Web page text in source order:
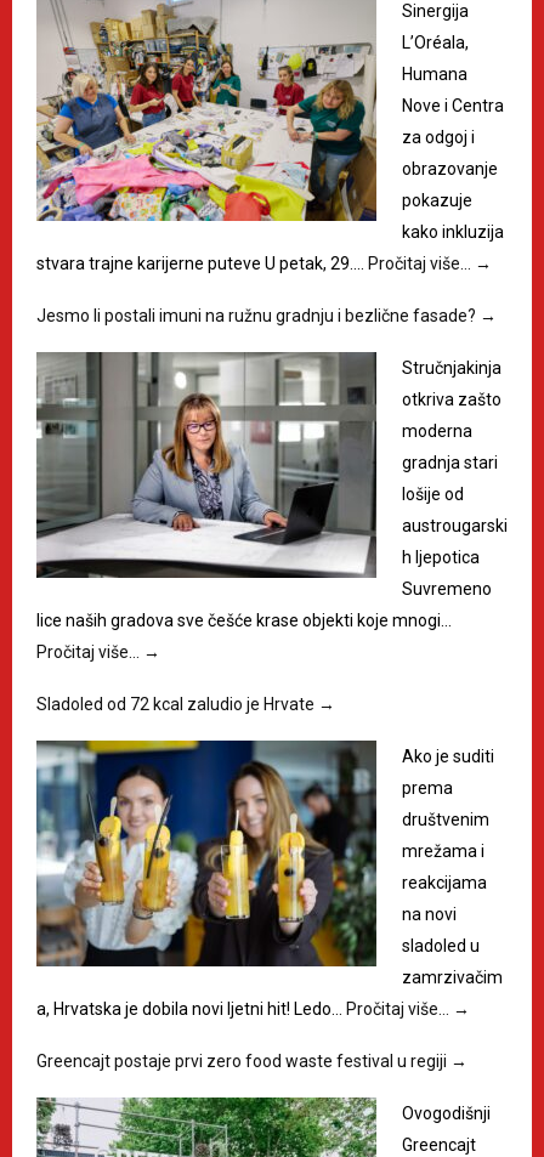
Sinergija
L’Oréala,
Humana
Nove i Centra
za odgoj i
obrazovanje
pokazuje
kako inkluzija
stvara trajne karijerne puteve U petak, 29.…
Pročitaj više… →
Jesmo li postali imuni na ružnu gradnju i bezlične fasade? →
Stručnjakinja
otkriva zašto
moderna
gradnja stari
lošije od
austrougarski
h ljepotica
Suvremeno
lice naših gradova sve češće krase objekti koje mnogi…
Pročitaj više…
→
Sladoled od 72 kcal zaludio je Hrvate →
Ako je suditi
prema
društvenim
mrežama i
reakcijama
na novi
sladoled u
zamrzivačim
a, Hrvatska je dobila novi ljetni hit! Ledo…
Pročitaj više… →
Greencajt postaje prvi zero food waste festival u regiji →
Ovogodišnji
Greencajt